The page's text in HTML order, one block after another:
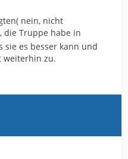
nein, nicht
die Truppe habe in
sie es besser kann und
weiterhin zu.